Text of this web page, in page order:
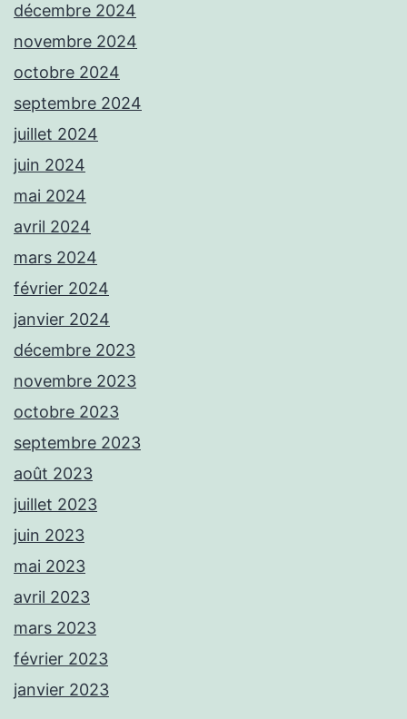
décembre 2024
novembre 2024
octobre 2024
septembre 2024
juillet 2024
juin 2024
mai 2024
avril 2024
mars 2024
février 2024
janvier 2024
décembre 2023
novembre 2023
octobre 2023
septembre 2023
août 2023
juillet 2023
juin 2023
mai 2023
avril 2023
mars 2023
février 2023
janvier 2023